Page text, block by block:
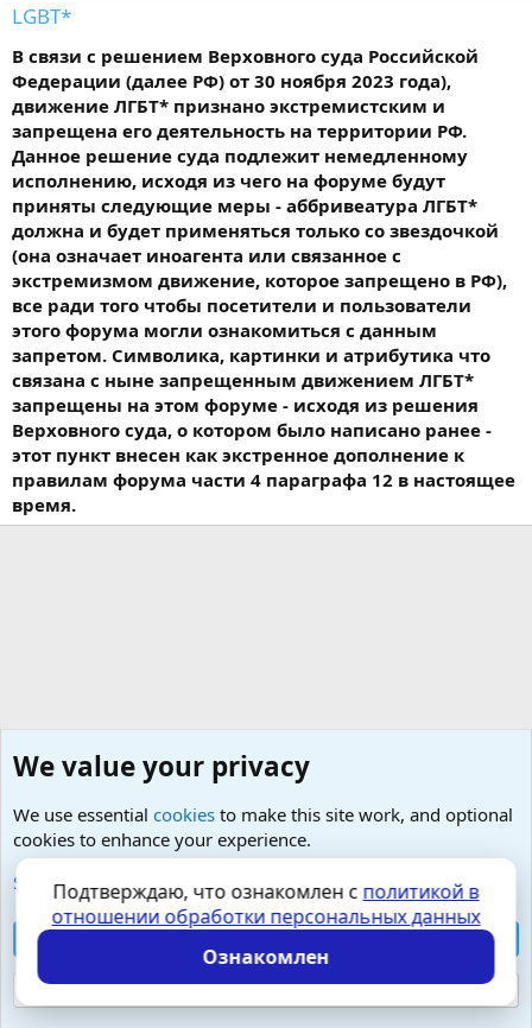
LGBT*
В связи с решением Верховного суда Российской
Федерации (далее РФ) от 30 ноября 2023 года),
движение ЛГБТ* признано экстремистским и
запрещена его деятельность на территории РФ.
Данное решение суда подлежит немедленному
исполнению, исходя из чего на форуме будут
приняты следующие меры - аббривеатура ЛГБТ*
должна и будет применяться только со звездочкой
(она означает иноагента или связанное с
экстремизмом движение, которое запрещено в РФ),
все ради того чтобы посетители и пользователи
этого форума могли ознакомиться с данным
запретом. Символика, картинки и атрибутика что
связана с ныне запрещенным движением ЛГБТ*
запрещены на этом форуме - исходя из решения
Верховного суда, о котором было написано ранее -
этот пункт внесен как экстренное дополнение к
правилам форума части 4 параграфа 12 в настоящее
время.
Любые вопросы от Гостей - анонимно
Cookies
Russian (RU)
Условия и правила
Политика конфиденциальности
Помощь
S
S
Локализация отXenForo.Info
We value your privacy
We use essential cookies to make this site work, and optional
cookies to enhance your experience.
See further information and configure your preferences
Reject optional cookies
Подтверждаю, что ознакомлен с политикой в
отношении обработки персональных данных
Ознакомлен